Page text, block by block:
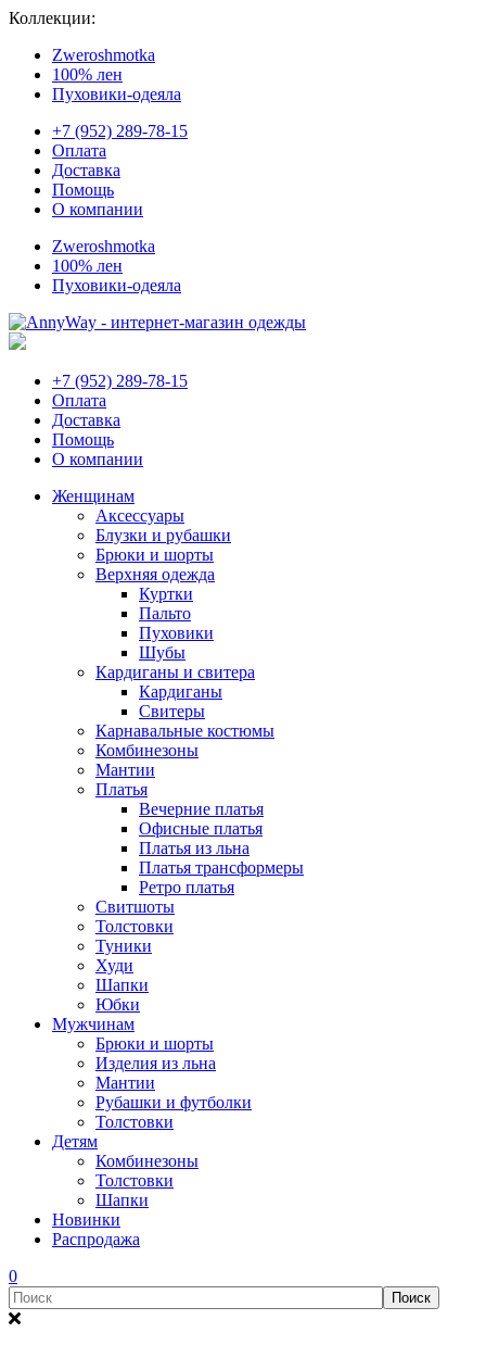
Коллекции:
Zweroshmotka
100% лен
Пуховики-одеяла
+7 (952) 289-78-15
Оплата
Доставка
Помощь
О компании
Zweroshmotka
100% лен
Пуховики-одеяла
+7 (952) 289-78-15
Оплата
Доставка
Помощь
О компании
Женщинам
Аксессуары
Блузки и рубашки
Брюки и шорты
Верхняя одежда
Куртки
Пальто
Пуховики
Шубы
Кардиганы и свитера
Кардиганы
Свитеры
Карнавальные костюмы
Комбинезоны
Мантии
Платья
Вечерние платья
Офисные платья
Платья из льна
Платья трансформеры
Ретро платья
Свитшоты
Толстовки
Туники
Худи
Шапки
Юбки
Мужчинам
Брюки и шорты
Изделия из льна
Мантии
Рубашки и футболки
Толстовки
Детям
Комбинезоны
Толстовки
Шапки
Новинки
Распродажа
0